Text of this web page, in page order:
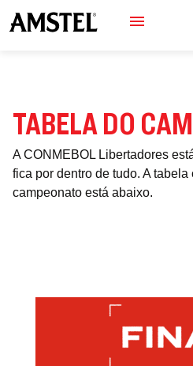
TABELA DO
A CONMEBOL Libertadores
fica por dentro de tudo. A
campeonato está abaixo.